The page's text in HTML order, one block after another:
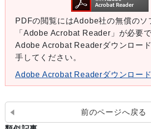
PDFの閲覧にはAdobe社の無償のソ
「Adobe Acrobat Reader」が必要
Adobe Acrobat Readerダウンロー
手してください。
Adobe Acrobat Readerダウンロード
前のページへ戻る